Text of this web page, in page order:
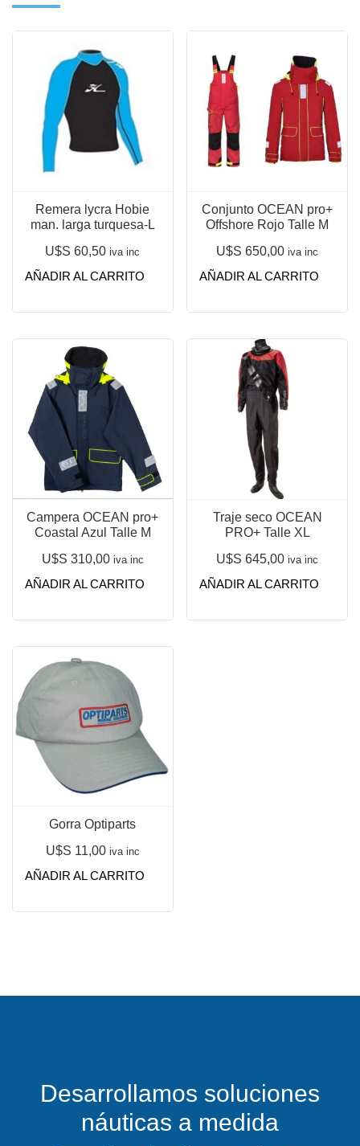
Remera lycra Hobie
man. larga turquesa-L
U$S60,50 iva inc
AÑADIR AL CARRITO
Conjunto OCEAN pro+
Offshore Rojo Talle M
U$S650,00 iva inc
AÑADIR AL CARRITO
Campera OCEAN pro+
Coastal Azul Talle M
U$S 310,00 iva inc
AÑADIR AL CARRITO
Traje seco OCEAN
PRO+ Talle XL
U$S645,00 iva inc
AÑADIR AL CARRITO
Gorra Optiparts
U$S 11,00 iva inc
AÑADIR AL CARRITO
Desarrollamos soluciones
náuticas a medida